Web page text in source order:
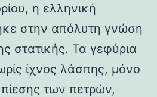
η ελληνική
στην απόλυτη γνώση
στατικής. Τα γεφύρια
ίχνος λάσπης, μόνο
των πετρών,